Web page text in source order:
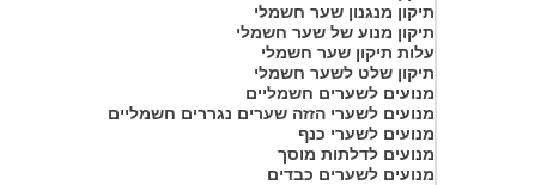
תיקון מנגנון שער חשמלי
תיקון מנוע של שער חשמלי
עלות תיקון שער חשמלי
תיקון שלט לשער חשמלי
מנועים לשערים חשמליים
מנועים לשערי הזזה שערים נגררים חשמליים
מנועים לשערי כנף
מנועים לדלתות מוסך
מנועים לשערים כבדים